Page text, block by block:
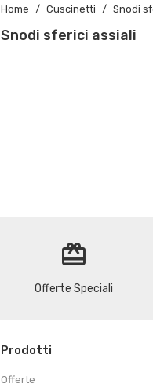
Home Cuscinetti Snodi
Snodi sferici assiali
redeem
Offerte Speciali
Prodotti
Offerte